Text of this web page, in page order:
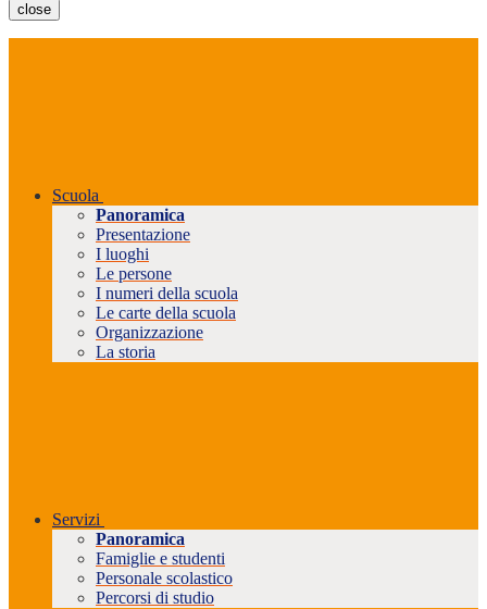
close
Scuola
Panoramica
Presentazione
I luoghi
Le persone
I numeri della scuola
Le carte della scuola
Organizzazione
La storia
Servizi
Panoramica
Famiglie e studenti
Personale scolastico
Percorsi di studio